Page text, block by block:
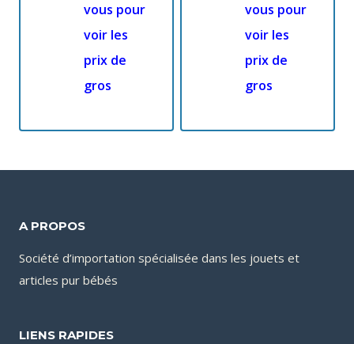
vous pour
voir les
prix de
gros
vous pour
voir les
prix de
gros
A PROPOS
Société d’importation spécialisée dans les jouets et
articles pur bébés
LIENS RAPIDES